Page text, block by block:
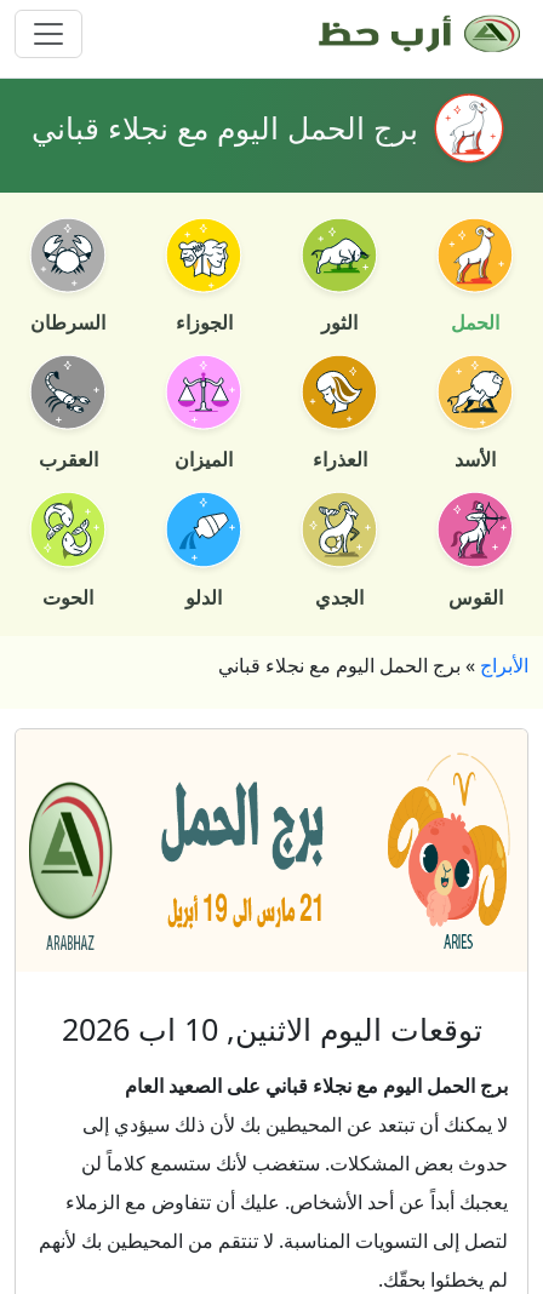
برج الحمل اليوم مع نجلاء قباني
الحمل الثور الجوزاء السرطان
الأسد العذراء الميزان العقرب
القوس الجدي الدلو الحوت
الأبراج » برج الحمل اليوم مع نجلاء قباني
توقعات اليوم الاثنين, 10 اب 2026
برج الحمل اليوم مع نجلاء قباني على الصعيد العام
لا يمكنك أن تبتعد عن المحيطين بك لأن ذلك سيؤدي إلى
حدوث بعض المشكلات. ستغضب لأنك ستسمع كلاماً لن
يعجبك أبداً عن أحد الأشخاص. عليك أن تتفاوض مع الزملاء
لتصل إلى التسويات المناسبة. لا تنتقم من المحيطين بك لأنهم
لم يخطئوا بحقّك.